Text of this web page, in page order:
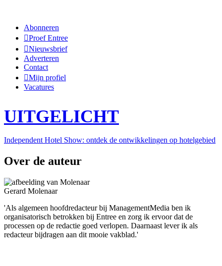
Abonneren
Proef Entree
Nieuwsbrief
Adverteren
Contact
Mijn profiel
Vacatures
UITGELICHT
Independent Hotel Show: ontdek de ontwikkelingen op hotelgebied
Over de auteur
Gerard Molenaar
'Als algemeen hoofdredacteur bij ManagementMedia ben ik
organisatorisch betrokken bij Entree en zorg ik ervoor dat de
processen op de redactie goed verlopen. Daarnaast lever ik als
redacteur bijdragen aan dit mooie vakblad.'